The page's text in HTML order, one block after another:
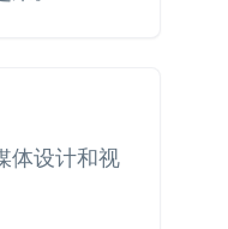
体设计和视